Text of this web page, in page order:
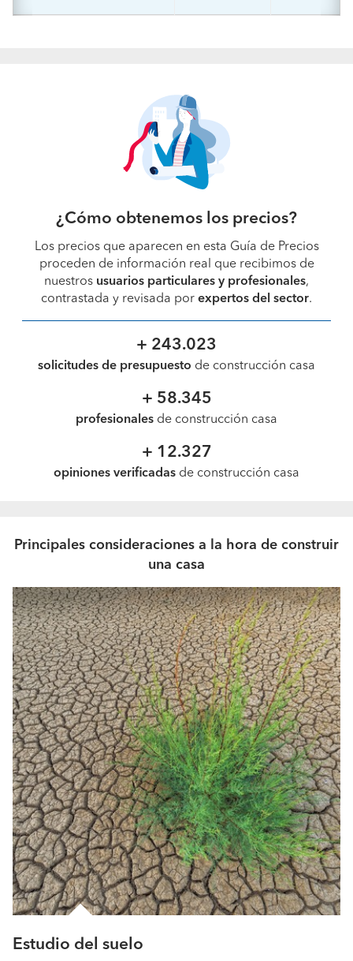
¿Cómo obtenemos los precios?
Los precios que aparecen en esta Guía de Precios
proceden de información real que recibimos de
nuestros usuarios particulares y profesionales,
contrastada y revisada por expertos del sector.
+ 243.023
solicitudes de presupuesto de construcción casa
+ 58.345
profesionales de construcción casa
+ 12.327
opiniones verificadas de construcción casa
Principales consideraciones a la hora de construir
una casa
Estudio del suelo